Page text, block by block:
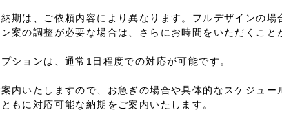
期は、ご依頼内容により異なります。 フルデザインの場
案の調整が必要な場合は、さらにお時間をいただくこと
ションは、通常1日程度での対応が可能です。
内いたしますので、お急ぎの場合や具体的なスケジュ
もに対応可能な納期をご案内いたします。